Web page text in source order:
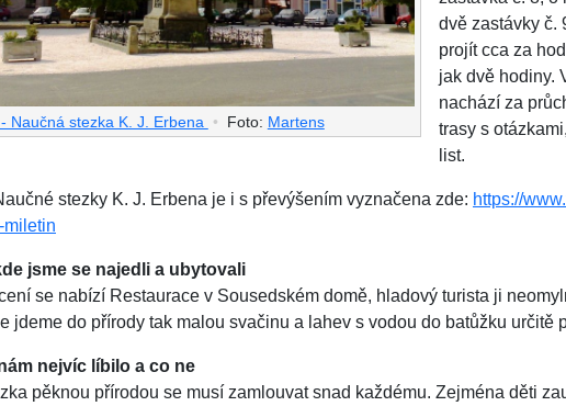
Naučná stezka K. J. Erbena • Foto: Martens
dvě zastávky č.
projít cca za
jak dvě hodiny.
nachází za
trasy s
list.
stezky K. J. Erbena je i s převýšením vyznačena zde: https://
miletin
jsme se najedli a ubytovali
se nabízí Restaurace v Sousedském domě, hladový turista ji
jdeme do přírody tak malou svačinu a lahev s vodou do batůžku určitě
nejvíc líbilo a co ne
pěknou přírodou se musí zamlouvat snad každému. Zejména děti